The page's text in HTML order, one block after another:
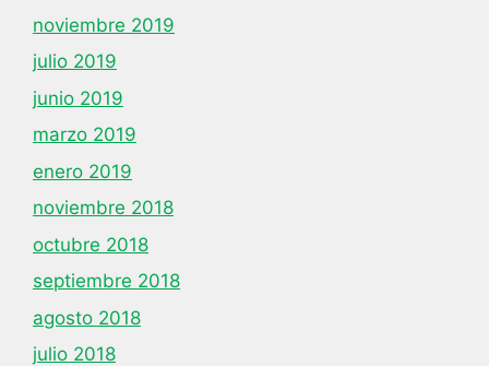
noviembre 2019
julio 2019
junio 2019
marzo 2019
enero 2019
noviembre 2018
octubre 2018
septiembre 2018
agosto 2018
julio 2018